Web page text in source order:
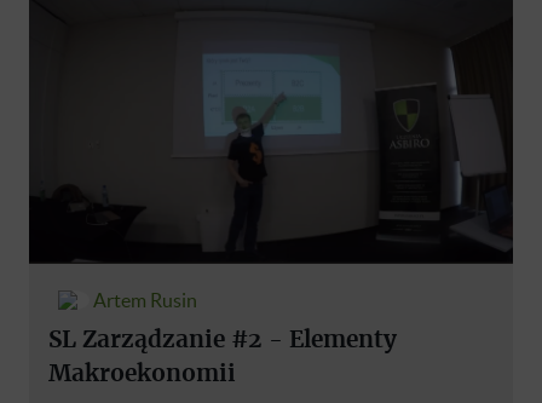
Artem Rusin
SL Zarządzanie #2 - Elementy
Makroekonomii